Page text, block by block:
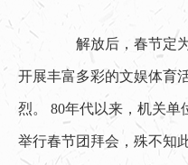
解放后，春节定为
开展丰富多彩的文娱体育
烈。 80年代以来，机关
举行春节团拜会，殊不知